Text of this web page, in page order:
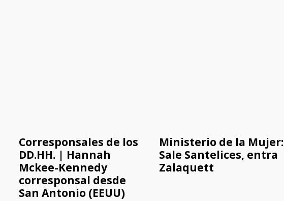
Corresponsales de los
DD.HH. | Hannah
Mckee-Kennedy
corresponsal desde
San Antonio (EEUU)
Ministerio de la Mujer:
Sale Santelices, entra
Zalaquett